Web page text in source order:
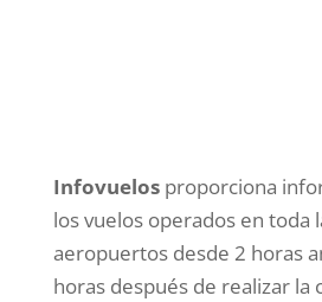
Infovuelosproporciona
los vuelos operados en toda
aeropuertos desde 2 horas
horas después de realizar la